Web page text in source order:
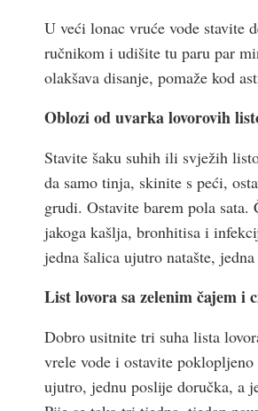
U veći lonac vruće vode stavite
ručnikom i udišite tu paru par
olakšava disanje, pomaže kod
Oblozi od uvarka lovorovih
Stavite šaku suhih ili svježih
da samo tinja, skinite s peći,
grudi. Ostavite barem pola
jakoga kašlja, bronhitisa i
jedna šalica ujutro natašte,
List lovora sa zelenim čajem i
Dobro usitnite tri suha lista
vrele vode i ostavite
ujutro, jednu poslije doručka, a